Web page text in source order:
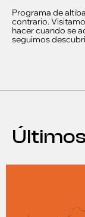
Programa de
contrario.
hacer cuando se
seguimos